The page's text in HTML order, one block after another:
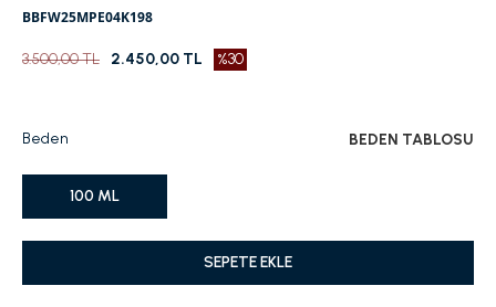
BBFW25MPE04K198
3.500,00 TL 2.450,00 TL %30
Beden BEDEN TABLOSU
100 ML
SEPETE EKLE